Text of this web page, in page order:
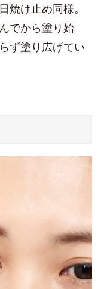
焼け止め同様。
でから塗り始
ず塗り広げてい